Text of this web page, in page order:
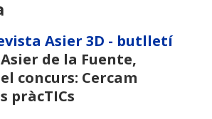
de la Fuente,
concurs: Cercam
pràcTICs